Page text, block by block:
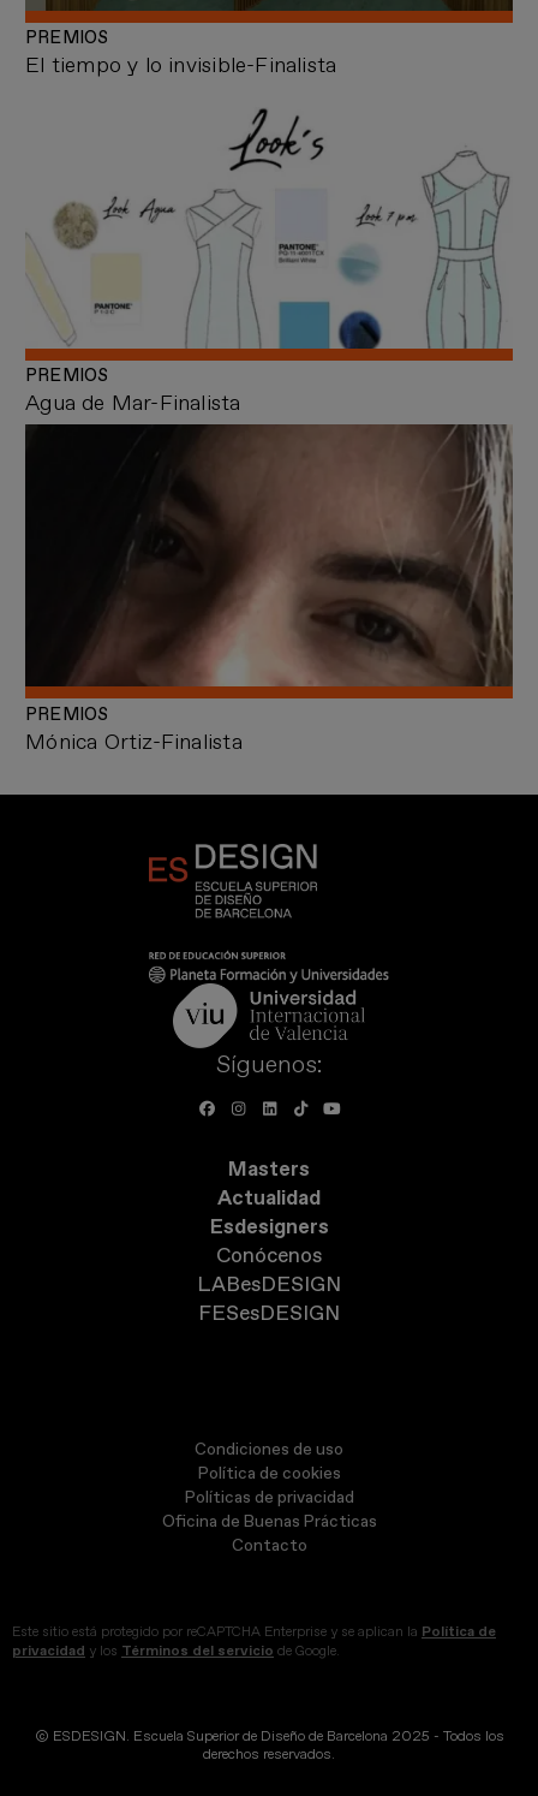
El tiempo y lo invisible-Finalista
PREMIOS
Agua de Mar-Finalista
PREMIOS
Mónica Ortiz-Finalista
PREMIOS
Síguenos:
Masters
Actualidad
Esdesigners
Conócenos
LABesDESIGN
FESesDESIGN
Condiciones de uso
Política de cookies
Políticas de privacidad
Oficina de Buenas Prácticas
Contacto
Este sitio está protegido por reCAPTCHA Enterprise y se aplican la Política de
privacidad y los Términos del servicio de Google.
© ESDESIGN. Escuela Superior de Diseño de Barcelona 2025 - Todos los
derechos reservados.